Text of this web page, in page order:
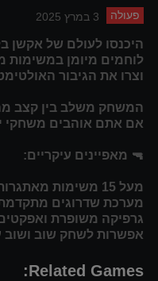
פעולה 3 במרץ 2025
לוחמים מיומן במשימות
וצרו את הגיבור
המשחק משלב בין קצב
אם אתם אוהבים משחקי
🔫 מאפיינים עיקריים:
מעל 15 משימות מאתגרות בעולם פתוח מלא אויבים.
מערכת שדרוגים מתקדמת
גרפיקה משופרת ואפקטים
אפשרות לשחק שוב ושוב
Related Games: